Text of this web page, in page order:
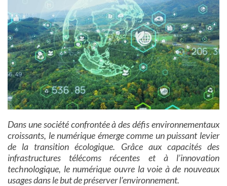
Dans une société confrontée à des défis environnementaux
croissants, le numérique émerge comme un puissant levier
de la transition écologique. Grâce aux capacités des
infrastructures télécoms récentes et à l’innovation
technologique, le numérique ouvre la voie à de nouveaux
usages dans le but de préserver l’environnement.